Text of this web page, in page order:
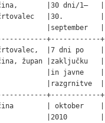
|30 dni/1–   |
|30.         |
|september   |
+------------+
|7 dni po    |
župan |zaključku   |
|in javne    |
|razgrnitve  |
+------------+
| oktober    |
|2010        |